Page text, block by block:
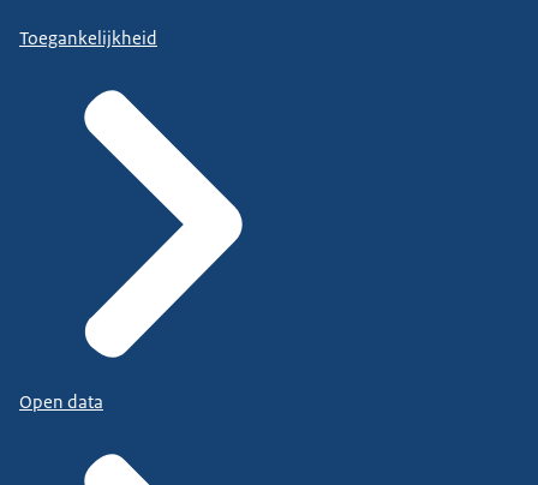
Toegankelijkheid
Open data